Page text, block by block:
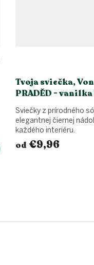
Tvoja sviečka,
PRADĚD -
od €9,96
Sviečky z prírodného
elegantnej čiernej
každého interiéru.